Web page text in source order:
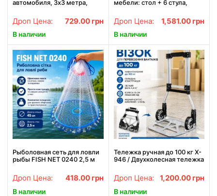
автомобиля, 3х3 метра,
Автомобильный тент/Навес
для пикника
Дроп Цена: 729.00 грн
В наличии
мебели: стол + 6 стула,
пикника
Дроп Цена: 1,581.00 грн
В наличии
Рыболовная сеть для ловли
рыбы FISH NET 0240 2,5 м
компактная модель
Дроп Цена: 418.00 грн
В наличии
Тележка ручная до 100 кг X-
946 / Двухколесная тележка
перевозки груза
Дроп Цена: 1,200.00 грн
В наличии